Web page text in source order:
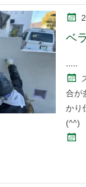
ベ
合が
かり
(^^)